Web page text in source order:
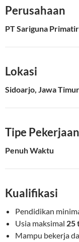
Perusahaan
PT Sariguna
Lokasi
Sidoarjo, Jawa Timur
Tipe Pekerjaan
Penuh Waktu
Kualifikasi
Pendidikan
Usia maksimal 25
Mampu bekerja